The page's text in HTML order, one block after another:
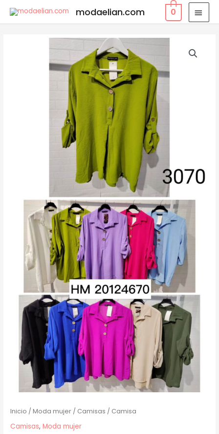
modaelian.com 0
Inicio /Moda mujer / Camisas / Camisa
Camisas,Moda mujer